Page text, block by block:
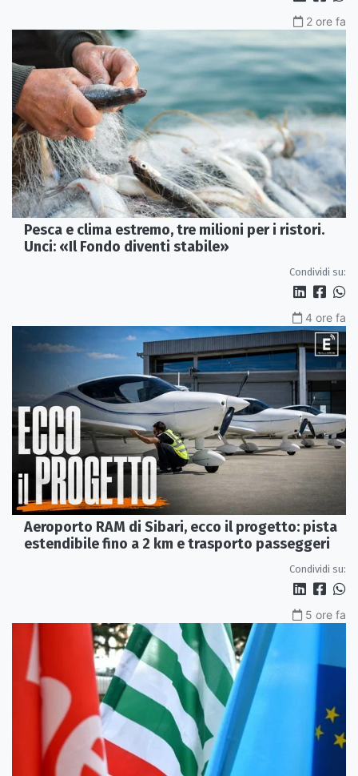
2 ore fa
Pesca e clima estremo, tre milioni per i ristori.
Unci: «Il Fondo diventi stabile»
Condividi su:
4 ore fa
Aeroporto RAM di Sibari, ecco il progetto: pista
estendibile fino a 2 km e trasporto passeggeri
Condividi su:
5 ore fa